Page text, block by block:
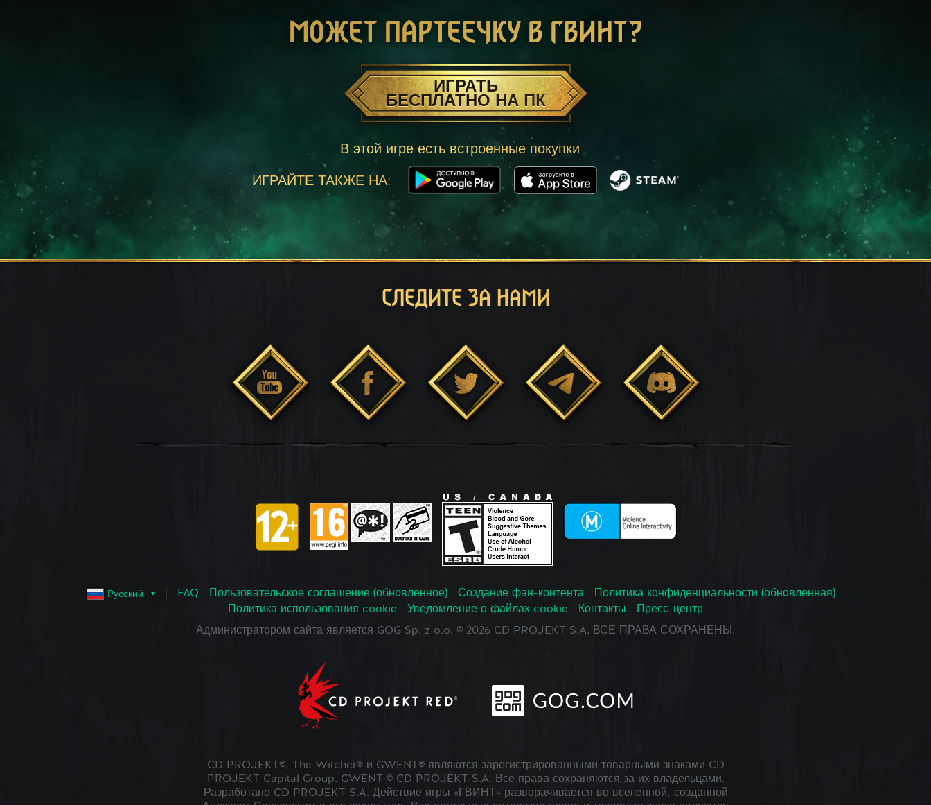
МОЖЕТ ПАРТЕЕЧКУ В ГВИНТ?
ИГРАТЬ
БЕСПЛАТНО НА ПК
В этой игре есть встроенные покупки
ИГРАЙТЕ ТАКЖЕ НА:
СЛЕДИТЕ ЗА НАМИ
Русский FAQ Пользовательское соглашение (обновленное) Создание фан-контента
Политика конфиденциальности (обновленная)
Политика использования cookie
Уведомление о файлах cookie Контакты
Пресс-центр
Администратором сайта является GOG Sp. z o.o. © 2026 CD PROJEKT S.A. ВСЕ ПРАВА СОХРАНЕНЫ.
CD PROJEKT®, The Witcher® и GWENT® являются зарегистрированными товарными знаками CD
PROJEKT Capital Group. GWENT © CD PROJEKT S.A. Все права сохраняются за их владельцами.
Разработано CD PROJEKT S.A. Действие игры «ГВИНТ» разворачивается во вселенной, созданной